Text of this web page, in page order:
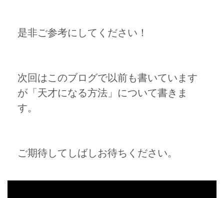
是非ご参考にしてください！
次回はこのブログで以前も書いています
が「天才になる方法」について書きま
す。
ご期待してしばしお待ちください。